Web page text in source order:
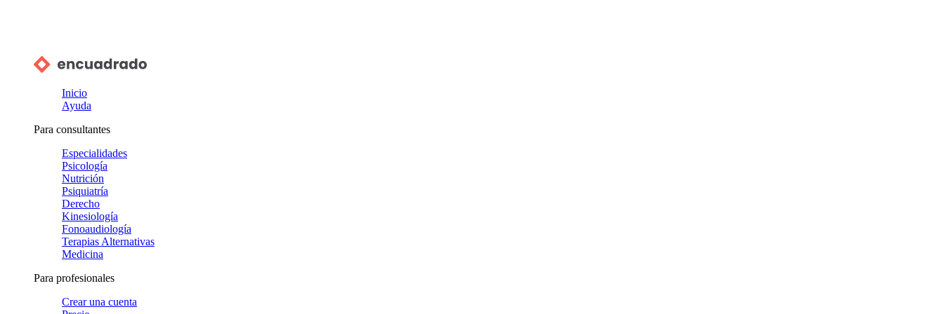
Inicio
Ayuda
Para consultantes
Especialidades
Psicología
Nutrición
Psiquiatría
Derecho
Kinesiología
Fonoaudiología
Terapias Alternativas
Medicina
Para profesionales
Crear una cuenta